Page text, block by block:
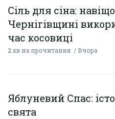
Сіль для сіна:
Чернігівщині
час косовиці
2 хв на прочитання Вчора
Яблуневий Спас:
свята